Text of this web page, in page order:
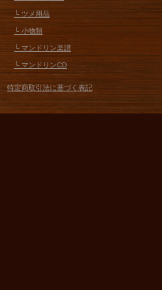
└ ツメ用品
└ 小物類
└ マンドリン楽譜
└ マンドリンCD
特定商取引法に基づく表記